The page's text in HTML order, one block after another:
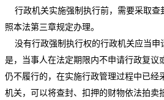
行政机关实施强制执行前，需要采取查
照本法第三章规定办理。
没有行政强制执行权的行政机关应当申
是，当事人在法定期限内不申请行政复议
仍不履行的，在实施行政管理过程中已经
机关，可以将查封、扣押的财物依法拍卖